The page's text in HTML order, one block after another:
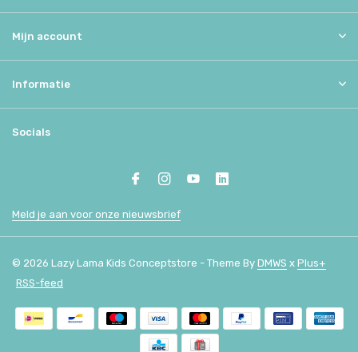
Mijn account
Informatie
Socials
Meld je aan voor onze nieuwsbrief
© 2026 Lazy Lama Kids Conceptstore - Theme By DMWS x Plus+
RSS-feed